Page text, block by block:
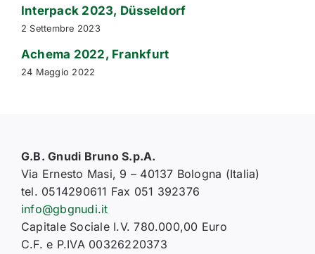
Interpack 2023, Düsseldorf
2 Settembre 2023
Achema 2022, Frankfurt
24 Maggio 2022
G.B. Gnudi Bruno S.p.A.
Via Ernesto Masi, 9 – 40137 Bologna (Italia)
tel. 0514290611 Fax 051 392376
info@gbgnudi.it
Capitale Sociale I.V. 780.000,00 Euro
C.F. e P.IVA 00326220373